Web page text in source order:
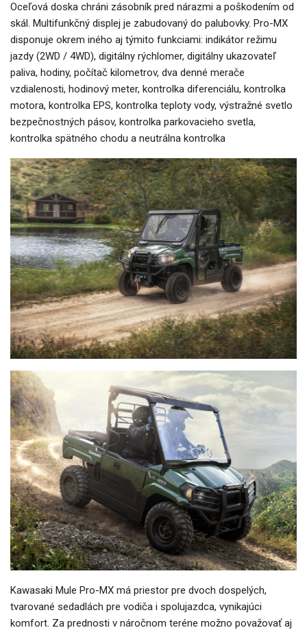
Oceľová doska chráni zásobník pred nárazmi a poškodením od
skál. Multifunkčný displej je zabudovaný do palubovky. Pro-MX
disponuje okrem iného aj týmito funkciami: indikátor režimu
jazdy (2WD / 4WD), digitálny rýchlomer, digitálny ukazovateľ
paliva, hodiny, počítač kilometrov, dva denné merače
vzdialenosti, hodinový meter, kontrolka diferenciálu, kontrolka
motora, kontrolka EPS, kontrolka teploty vody, výstražné svetlo
bezpečnostných pásov, kontrolka parkovacieho svetla,
kontrolka spätného chodu a neutrálna kontrolka
Kawasaki Mule Pro-MX má priestor pre dvoch dospelých,
tvarované sedadlách pre vodiča i spolujazdca, vynikajúci
komfort. Za prednosti v náročnom teréne možno považovať aj